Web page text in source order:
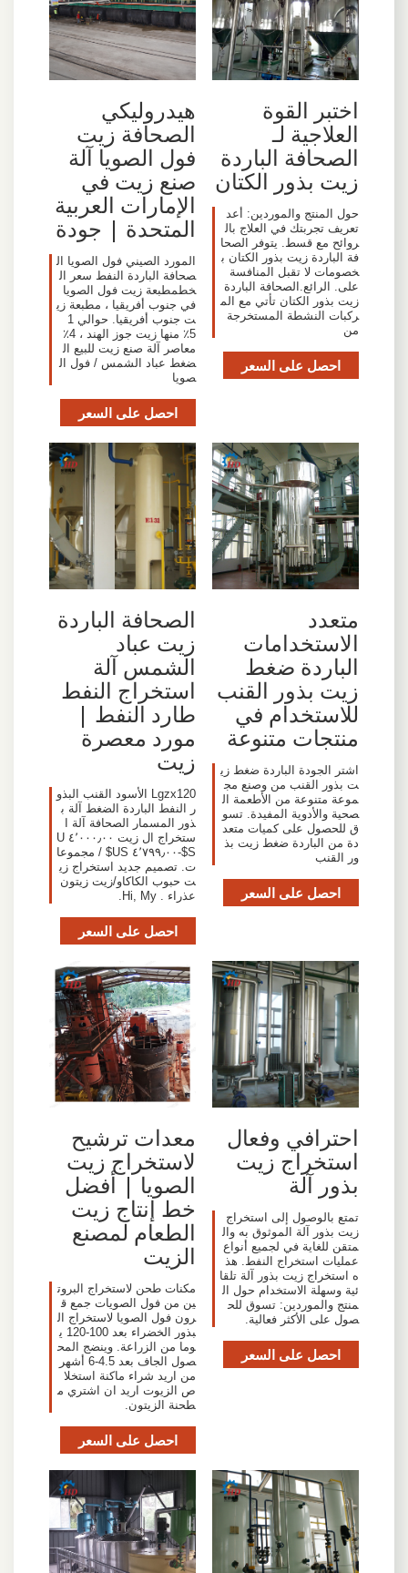
اختبر القوة
العلاجية لـ
الصحافة الباردة
زيت بذور الكتان
حول المنتج والموردين: أعد
تعريف تجربتك في العلاج بال
روائح مع قسط. يتوفر الصحا
فة الباردة زيت بذور الكتان ب
خصومات لا تقبل المنافسة
على. الرائع.الصحافة الباردة
زيت بذور الكتان تأتي مع الم
ركبات النشطة المستخرجة
من
احصل على السعر
هيدروليكي
الصحافة زيت
فول الصويا آلة
صنع زيت في
الإمارات العربية
المتحدة | جودة
المورد الصيني فول الصويا ال
صحافة الباردة النفط سعر ال
خطمطبعة زيت فول الصويا
في جنوب أفريقيا ، مطبعة زي
ت جنوب أفريقيا. حوالي 1
5٪ منها زيت جوز الهند ، 4٪
معاصر آلة صنع زيت للبيع ال
ضغط عباد الشمس / فول ال
صويا
احصل على السعر
متعدد
الاستخدامات
الباردة ضغط
زيت بذور القنب
للاستخدام في
منتجات متنوعة
اشتر الجودة الباردة ضغط زي
ت بذور القنب من وصنع مج
موعة متنوعة من الأطعمة ال
صحية والأدوية المفيدة. تسو
ق للحصول على كميات متعد
دة من الباردة ضغط زيت بذ
ور القنب
احصل على السعر
الصحافة الباردة
زيت عباد
الشمس آلة
استخراج النفط
طارد النفط |
مورد معصرة
زيت
Lgzx120 الأسود القنب البذو
ر النفط الباردة الضغط آلة ب
ذور المسمار الصحافة آلة ا
ستخراج ال زيت ٤٬٠٠٠٫٠٠ U
S$-٤٬٧٩٩٫٠٠ US$ / مجموعا
ت. تصميم جديد استخراج زي
ت حبوب الكاكاو/زيت زيتون
عذراء . Hi, My.
احصل على السعر
احترافي وفعال
استخراج زيت
بذور آلة
تمتع بالوصول إلى استخراج
زيت بذور آلة الموثوق به وال
متقن للغاية في لجميع أنواع
عمليات استخراج النفط. هذ
ه استخراج زيت بذور آلة تلقا
ئية وسهلة الاستخدام حول ال
منتج والموردين: تسوق للح
صول على الأكثر فعالية.
احصل على السعر
معدات ترشيح
لاستخراج زيت
الصويا | أفضل
خط إنتاج زيت
الطعام لمصنع
الزيت
مكنات طحن لاستخراج البروت
ين من فول الصويات جمع ق
رون فول الصويا لاستخراج ال
بذور الخضراء بعد 100-120 ي
وما من الزراعة. وينضج المح
صول الجاف بعد 4.5-6 أشهر
من اريد شراء ماكنة استخلا
ص الزيوت اريد ان اشتري م
طحنة الزيتون.
احصل على السعر